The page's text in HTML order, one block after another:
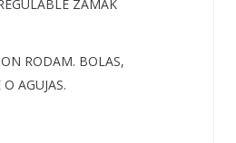
ZAMAK
RODAM. BOLAS,
AGUJAS.